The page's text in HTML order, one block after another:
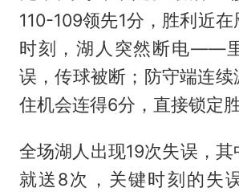
110-109领先1分，胜利近
时刻，湖人突然断电——
误，传球被断；防守端连续
住机会连得6分，直接锁定胜
全场湖人出现19次失误，其
就送8次，关键时刻的失